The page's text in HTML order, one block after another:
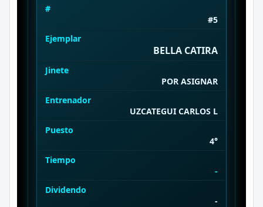
#
#5
Ejemplar
BELLA CATIRA
Jinete
POR ASIGNAR
Entrenador
UZCATEGUI CARLOS L
Puesto
4°
Tiempo
-
Dividendo
-